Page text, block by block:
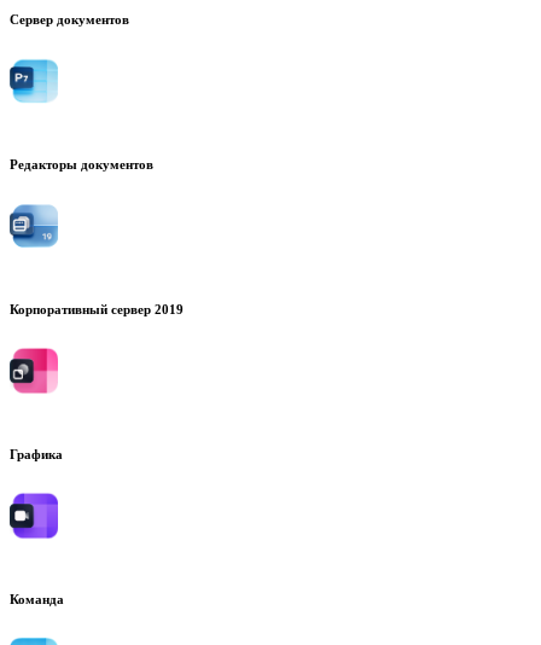
Сервер документов
Редакторы документов
Корпоративный сервер 2019
Графика
Команда